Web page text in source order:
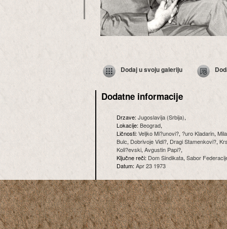
Dodaj u svoju galeriju
Dodatne informacije
Drzave:Jugoslavija (Srbija),
Lokacije:Beograd,
Ličnosti:Veljko Mi?unovi?, ?uro Kladarin,
Bulc, Dobrivoje Vidi?, Dragi Stamenkovi?,
Koli?evski, Avgustin Papi?,
Ključne reči: Dom Sindikata, Sabor
Datum:Apr 23 1973